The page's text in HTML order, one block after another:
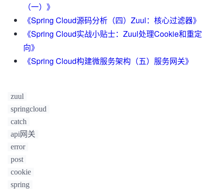
（一）》
《Spring Cloud源码分析（四）Zuul：核心过滤器》
《Spring Cloud实战小贴士：Zuul处理Cookie和重定
向》
《Spring Cloud构建微服务架构（五）服务网关》
zuul
springcloud
catch
api网关
error
post
cookie
spring